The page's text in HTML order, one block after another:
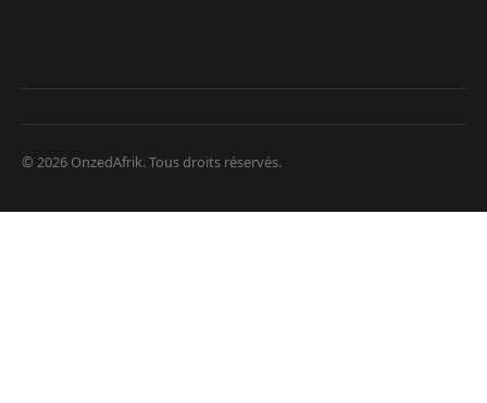
© 2026 OnzedAfrik. Tous droits réservés.